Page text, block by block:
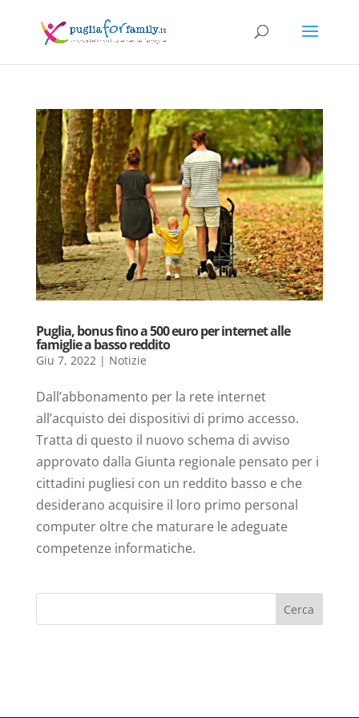
Puglia, bonus fino a 500 euro per internet alle
famiglie a basso reddito
Giu 7, 2022| Notizie
Dall’abbonamento per la rete internet
all’acquisto dei dispositivi di primo accesso.
Tratta di questo il nuovo schema di avviso
approvato dalla Giunta regionale pensato per i
cittadini pugliesi con un reddito basso e che
desiderano acquisire il loro primo personal
computer oltre che maturare le adeguate
competenze informatiche.